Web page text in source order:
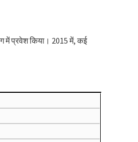
में प्रवेश किया। 2015 में, कई